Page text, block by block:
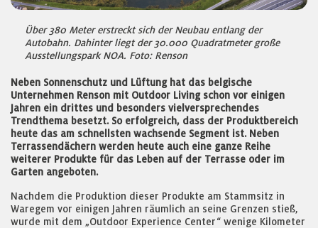
Über 380 Meter erstreckt sich der Neubau entlang der
Autobahn. Dahinter liegt der 30.000 Quadratmeter große
Ausstellungspark NOA. Foto: Renson
Neben Sonnenschutz und Lüftung hat das belgische
Unternehmen Renson mit Outdoor Living schon vor einigen
Jahren ein drittes und besonders vielversprechendes
Trendthema besetzt. So erfolgreich, dass der Produktbereich
heute das am schnellsten wachsende Segment ist. Neben
Terrassendächern werden heute auch eine ganze Reihe
weiterer Produkte für das Leben auf der Terrasse oder im
Garten angeboten.
Nachdem die Produktion dieser Produkte am Stammsitz in
Waregem vor einigen Jahren räumlich an seine Grenzen stieß,
wurde mit dem „Outdoor Experience Center“ wenige Kilometer